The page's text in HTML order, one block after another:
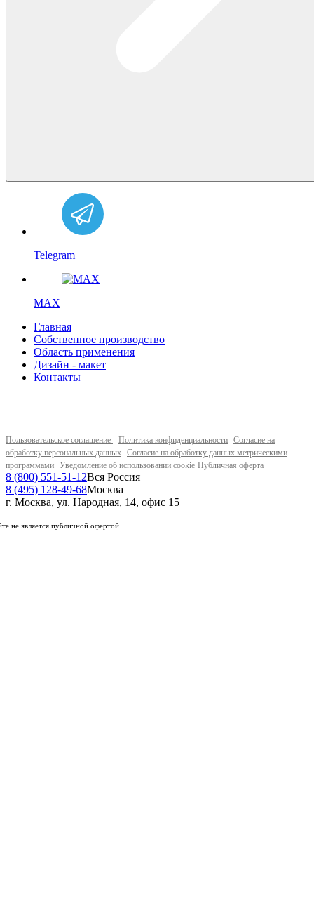
Telegram
MAX
Главная
Собственное производство
Область применения
Дизайн - макет
Контакты
Пользовательское соглашение Политика конфиденциальности Согласие на
обработку персональных данных Согласие на обработку данных метрическими
программами Уведомление об использовании cookie Публичная оферта
8 (800) 551-51-12Вся Россия
8 (495) 128-49-68Москва
г. Москва, ул. Народная, 14, офис 15
не является публичной офертой.